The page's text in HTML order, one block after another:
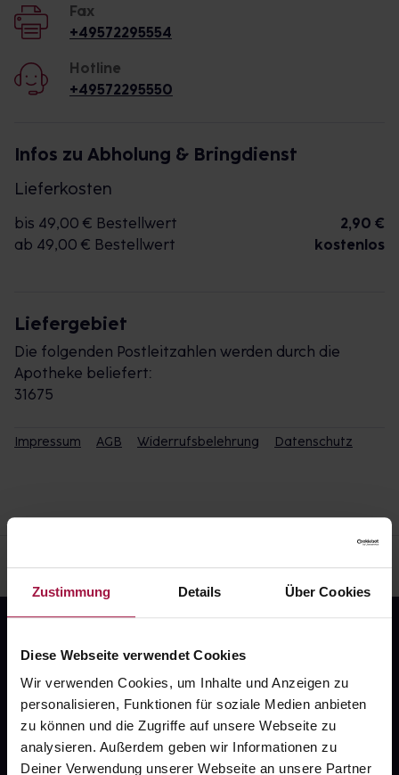
Zustimmung Details Über Cookies
Diese Webseite verwendet Cookies
Wir verwenden Cookies, um Inhalte und Anzeigen zu
personalisieren, Funktionen für soziale Medien anbieten
zu können und die Zugriffe auf unsere Webseite zu
analysieren. Außerdem geben wir Informationen zu
Deiner Verwendung unserer Webseite an unsere Partner
Fax
+49572295554
Hotline
+49572295550
Infos zu Abholung & Bringdienst
Lieferkosten
bis 49,00 € Bestellwert
2,90 €
ab 49,00 € Bestellwert
kostenlos
Liefergebiet
Die folgenden Postleitzahlen werden durch die
Apotheke beliefert:
31675
Impressum AGB Widerrufsbelehrung Datenschutz
Fragen zu Deiner Bestellung?